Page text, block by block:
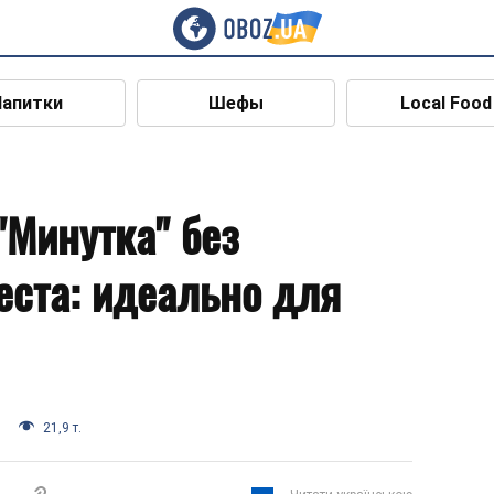
Шефы Local Food
без
идеально для
21,9 т.